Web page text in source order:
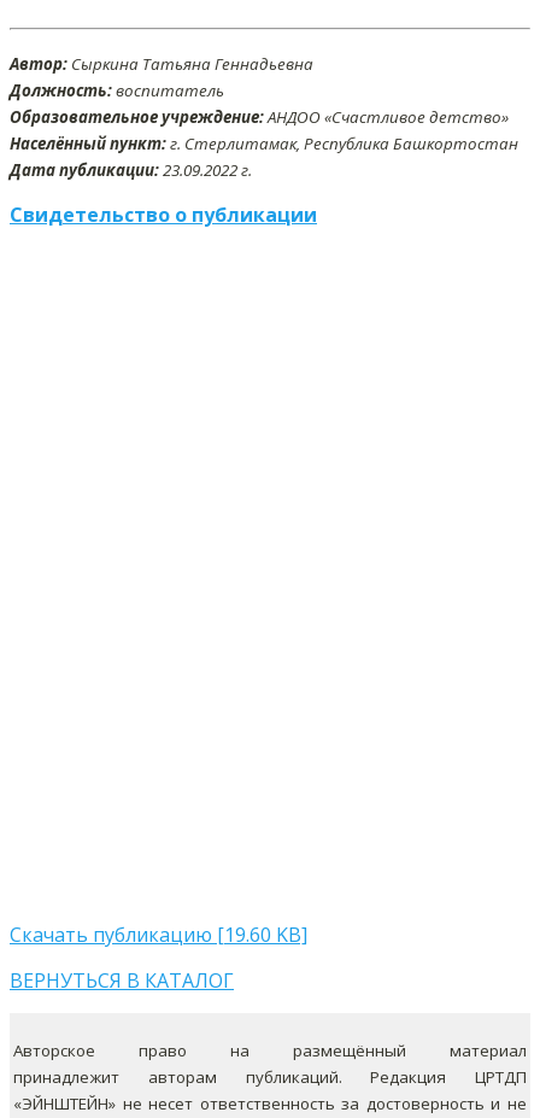
Автор: Сыркина Татьяна Геннадьевна
Должность:воспитатель
Образовательное учреждение:АНДОО «Счастливое детство»
Населённый пункт:г. Стерлитамак, Республика Башкортостан
Дата публикации:23.09.2022 г.
Свидетельство о публикации
Скачать публикацию [19.60 KB]
ВЕРНУТЬСЯ В КАТАЛОГ
Авторское право на размещённый материал
принадлежит авторам публикаций. Редакция ЦРТДП
«ЭЙНШТЕЙН» не несет ответственность за достоверность и не